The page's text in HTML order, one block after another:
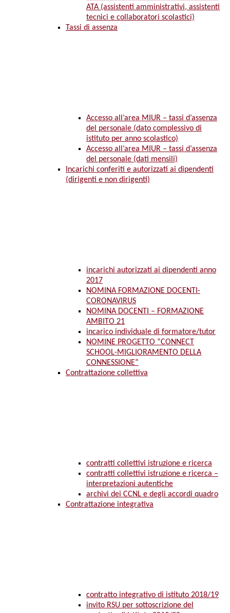
ATA (assistenti amministrativi, assistenti
tecnici e collaboratori scolastici)
Tassi di assenza
Accesso all’area MIUR – tassi d’assenza
del personale (dato complessivo di
istituto per anno scolastico)
Accesso all’area MIUR – tassi d’assenza
del personale (dati mensili)
Incarichi conferiti e autorizzati ai dipendenti
(dirigenti e non dirigenti)
incarichi autorizzati ai dipendenti anno
2017
NOMINA FORMAZIONE DOCENTI-
CORONAVIRUS
NOMINA DOCENTI – FORMAZIONE
AMBITO 21
incarico individuale di formatore/tutor
NOMINE PROGETTO “CONNECT
SCHOOL-MIGLIORAMENTO DELLA
CONNESSIONE”
Contrattazione collettiva
contratti collettivi istruzione e ricerca
contratti collettivi istruzione e ricerca –
interpretazioni autentiche
archivi dei CCNL e degli accordi quadro
Contrattazione integrativa
contratto integrativo di istituto 2018/19
invito RSU per sottoscrizione del